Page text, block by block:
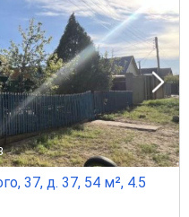
37, д. 37, 54 м², 4.5